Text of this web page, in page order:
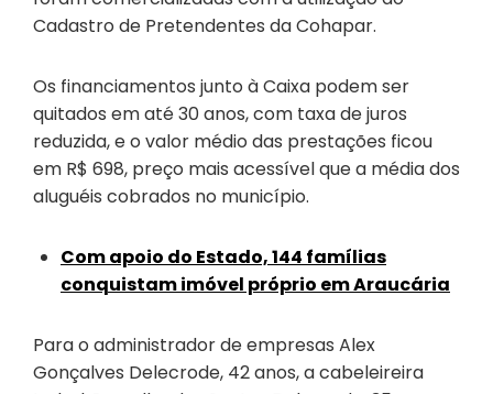
Cadastro de Pretendentes da Cohapar.
Os financiamentos junto à Caixa podem ser
quitados em até 30 anos, com taxa de juros
reduzida, e o valor médio das prestações ficou
em R$ 698, preço mais acessível que a média dos
aluguéis cobrados no município.
Com apoio do Estado, 144 famílias
conquistam imóvel próprio em Araucária
Para o administrador de empresas Alex
Gonçalves Delecrode, 42 anos, a cabeleireira